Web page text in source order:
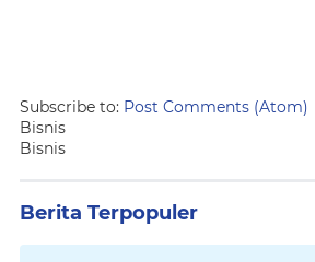
Subscribe to: Post Comments (Atom)
Bisnis
Bisnis
Berita Terpopuler